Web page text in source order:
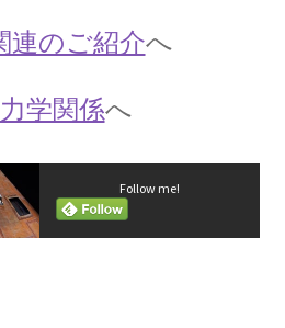
ハイマー
と天動説をまとめた】
連のご紹介へ
学関係へ
Follow me!